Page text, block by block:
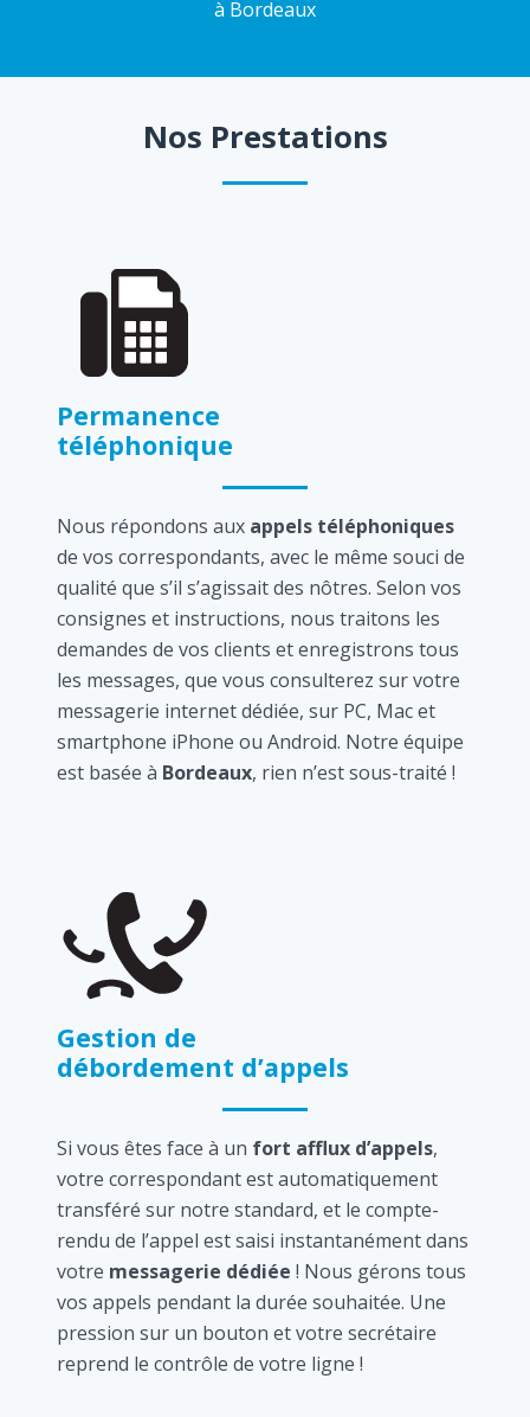
à Bordeaux
Nos Prestations
Permanence
téléphonique
Nous répondons aux appels téléphoniques
de vos correspondants, avec le même souci de
qualité que s’il s’agissait des nôtres. Selon vos
consignes et instructions, nous traitons les
demandes de vos clients et enregistrons tous
les messages, que vous consulterez sur votre
messagerie internet dédiée, sur PC, Mac et
smartphone iPhone ou Android. Notre équipe
est basée à Bordeaux, rien n’est sous-traité !
Gestion de
débordement d’appels
Si vous êtes face à un fort afflux d’appels,
votre correspondant est automatiquement
transféré sur notre standard, et le compte-
rendu de l’appel est saisi instantanément dans
votre messagerie dédiée ! Nous gérons tous
vos appels pendant la durée souhaitée. Une
pression sur un bouton et votre secrétaire
reprend le contrôle de votre ligne !